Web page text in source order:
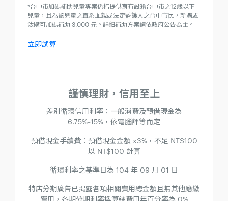
*台中市加碼補助兒童專案係指提供育有設籍台中市之12歲以下
兒童，且為該兒童之直系血親或法定監護人之台中市民，新購或
汰購可加碼補助 3,000 元。詳細補助方案請依政府公告為主。
立即試算
謹慎理財，信用至上
差別循環信用利率：一般消費及預借現金為
6.75%~15%，依電腦評等而定
預借現金手續費：預借現金金額 x3%，不足 NT$100
以 NT$100 計算
循環利率之基準日為 104 年 09 月 01 日
特店分期廣告已揭露各項相關費用總金額且無其他應繳
費用，各期分期利率換算總費用年百分率為 0%